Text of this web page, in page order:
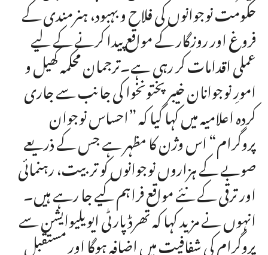
حکومت نوجوانوں کی فلاح و بہبود، ہنرمندی کے
فروغ اور روزگار کے مواقع پیدا کرنے کے لیے
عملی اقدامات کر رہی ہے۔ترجمان محکمہ کھیل و
امورِ نوجوانان خیبر پختونخوا کی جانب سے جاری
کردہ اعلامیہ میں کہا گیا کہ ”احساس نوجوان
پروگرام“ اس وژن کا مظہر ہے جس کے ذریعے
صوبے کے ہزاروں نوجوانوں کو تربیت، رہنمائی
اور ترقی کے نئے مواقع فراہم کیے جا رہے ہیں۔
انہوں نے مزید کہا کہ تھرڈ پارٹی ایویلیوایشن سے
پروگرام کی شفافیت میں اضافہ ہوگا اور مستقبل